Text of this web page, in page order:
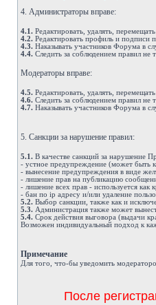
4. Администраторы вправе:
4.1. Редактировать, удалять,
4.2. Редактировать профиль и подписи
4.3. Наказывать участников Форума в
4.4. Следить за соблюдением правил не
Модераторы вправе:
4.5. Редактировать, удалять,
4.6. Следить за соблюдением правил не
4.7. Наказывать участников Форума в
5. Санкции за нарушение правил:
5.1. В качестве санкций за нарушение
- устное предупреждение (может быть
- вынесение предупреждения в виде
- лишение прав на публикацию
- лишение всех прав - используется как
- бан по ip адресу и/или удаление
5.2. Выбор санкции, также как и
5.3. Администрация также может
5.4. Срок действия выговора (выдачи
Возможен индивидуальный подход к
Примечание
Для того, что-бы уведомить
После